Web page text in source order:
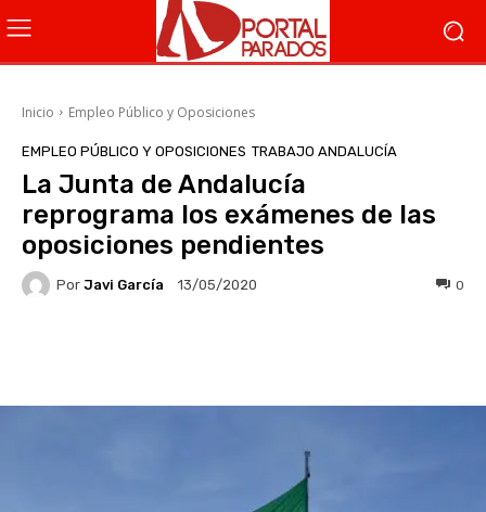
Inicio Empleo Público y Oposiciones
EMPLEO PÚBLICO Y OPOSICIONES TRABAJO ANDALUCÍA
La Junta de Andalucía
reprograma los exámenes de las
oposiciones pendientes
Por Javi García 13/05/2020 0